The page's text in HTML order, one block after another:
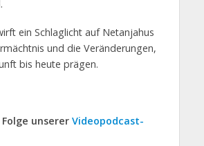
ein Schlaglicht auf Netanjahus
und die Veränderungen,
bis heute prägen.
unserer Videopodcast-